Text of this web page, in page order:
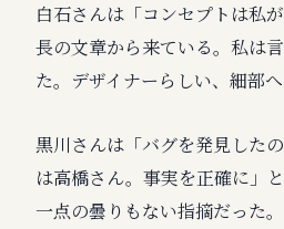
白石さんは「コンセプトは私
長の文章から来ている。私は
た。デザイナーらしい、細部
黒川さんは「バグを発見した
は高橋さん。事実を正確に」
一点の曇りもない指摘だった。